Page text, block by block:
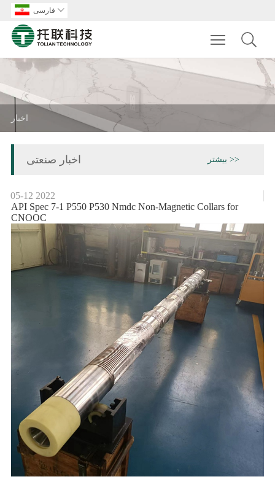
فارسی 
Toggle
اخبار
اخبار صنعتی بیشتر >>
05-12 2022
API Spec 7-1 P550 P530 Nmdc Non-Magnetic Collars for
CNOOC